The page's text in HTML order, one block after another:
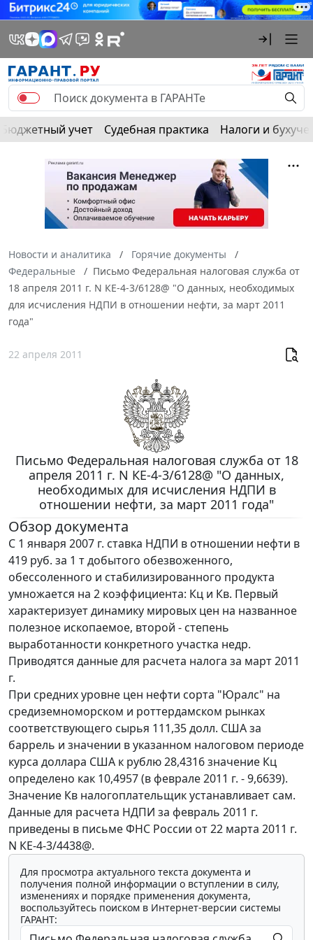
Бюджетный учет Судебная практика Налоги и
Новости и аналитика
Горячие документы
Федеральные
Письмо Федеральная налоговая служба от
18 апреля 2011 г. N КЕ-4-3/6128@ "О данных, необходимых
для исчисления НДПИ в отношении нефти, за март 2011
года"
22 апреля 2011
Письмо Федеральная налоговая служба от 18
апреля 2011 г. N КЕ-4-3/6128@ "О данных,
необходимых для исчисления НДПИ в
отношении нефти, за март 2011 года"
Обзор документа
С 1 января 2007 г. ставка НДПИ в отношении нефти в
419 руб. за 1 т добытого обезвоженного,
обессоленного и стабилизированного продукта
умножается на 2 коэффициента: Кц и Кв. Первый
характеризует динамику мировых цен на названное
полезное ископаемое, второй - степень
выработанности конкретного участка недр.
Приводятся данные для расчета налога за март 2011
г.
При средних уровне цен нефти сорта "Юралс" на
средиземноморском и роттердамском рынках
соответствующего сырья 111,35 долл. США за
баррель и значении в указанном налоговом периоде
курса доллара США к рублю 28,4316 значение Кц
определено как 10,4957 (в феврале 2011 г. - 9,6639).
Значение Кв налогоплательщик устанавливает сам.
Данные для расчета НДПИ за февраль 2011 г.
приведены в письме ФНС России от 22 марта 2011 г.
N КЕ-4-3/4438@.
Для просмотра актуального текста документа и
получения полной информации о вступлении в силу,
изменениях и порядке применения документа,
воспользуйтесь поиском в Интернет-версии системы
ГАРАНТ: